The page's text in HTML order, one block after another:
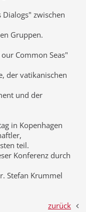
zwischen
Gruppen.
Common Seas"
der vatikanischen
und der
in Kopenhagen
teil.
Konferenz durch
Stefan Krummel
zurück